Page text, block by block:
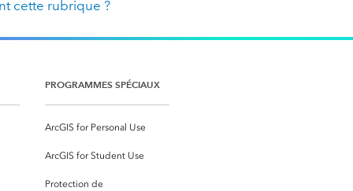
cette rubrique ?
PROGRAMMES SPÉCIAUX
ArcGIS for Personal Use
ArcGIS for Student Use
Protection de